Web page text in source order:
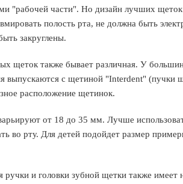
"рабочей части". Но дизайн лучших
полость рта, не должна быть
закруглены.
щеток также бывает различная. У
выпускаются с щетиной "Interdent" (пучки
расположение щетинок.
от 18 до 35 мм. Лучше
во рту. Для детей подойдет размер
ручки и головки зубной щетки также имеет